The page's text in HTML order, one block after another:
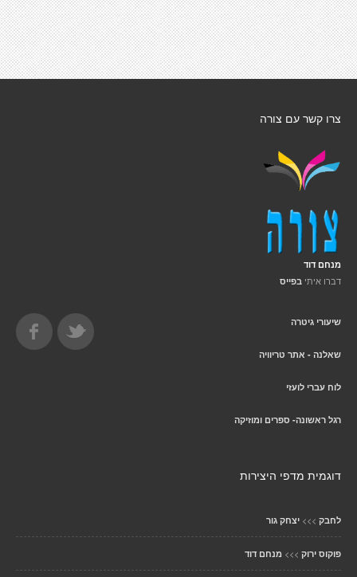
צרו קשר עם צורה
מנחם דוד
דברו איתי בפייס
שיעורי גיטרה
שאלנה - אתר טריוויה
לוח עברי לועזי
רגל ראשונה- ספרים ומוזיקה
דוגמית מדפי היצירות
לחבק >>> יצחק גור
פוקוס ירוק >>> מנחם דוד